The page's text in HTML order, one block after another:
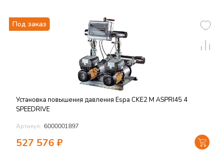
Под заказ
Установка повышения давления Espa CKE2 M ASPRI45 4
SPEEDRIVE
Артикул: 6000001897
527 576 ₽